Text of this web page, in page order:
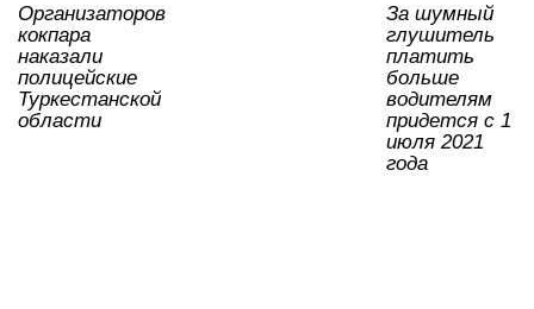
Организаторов
кокпара
наказали
полицейские
Туркестанской
области
За шумный
глушитель
платить
больше
водителям
придется с 1
июля 2021
года